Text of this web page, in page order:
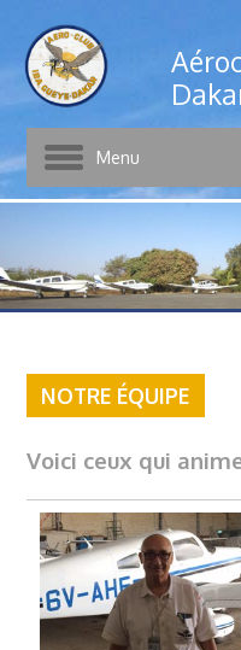
Menu
NOTRE ÉQUIPE
Voici ceux qui